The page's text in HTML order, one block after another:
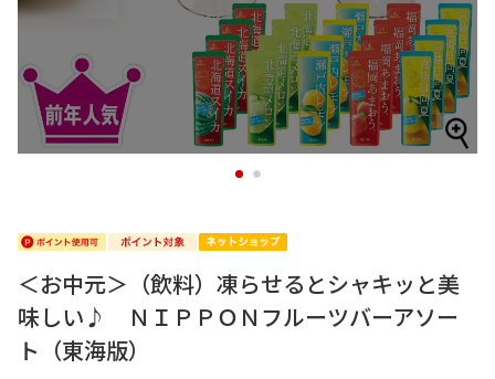
1 2
＜お中元＞（飲料）凍らせるとシャキッと美
味しい♪ ＮＩＰＰＯＮフルーツバーアソー
ト（東海版）